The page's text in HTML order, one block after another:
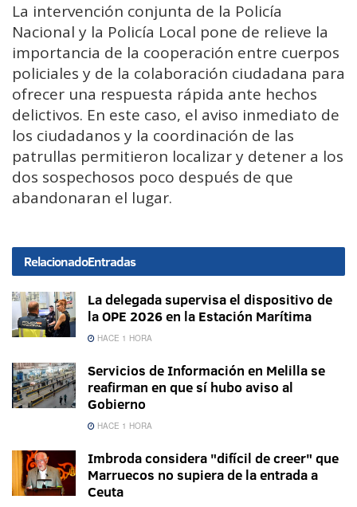
La intervención conjunta de la Policía
Nacional y la Policía Local pone de relieve la
importancia de la cooperación entre cuerpos
policiales y de la colaboración ciudadana para
ofrecer una respuesta rápida ante hechos
delictivos. En este caso, el aviso inmediato de
los ciudadanos y la coordinación de las
patrullas permitieron localizar y detener a los
dos sospechosos poco después de que
abandonaran el lugar.
RelacionadoEntradas
La delegada supervisa el dispositivo de
la OPE 2026 en la Estación Marítima
HACE 1 HORA
Servicios de Información en Melilla se
reafirman en que sí hubo aviso al
Gobierno
HACE 1 HORA
Imbroda considera "difícil de creer" que
Marruecos no supiera de la entrada a
Ceuta